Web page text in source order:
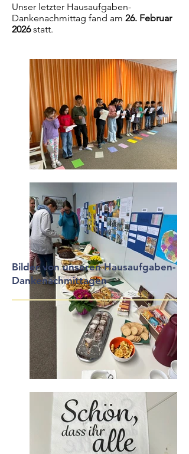
Unser letzter Hausaufgaben-
Dankenachmittag fand am 26. Februar
2026statt.
Bilder von unseren Hausaufgaben-
Dankenachmittagen